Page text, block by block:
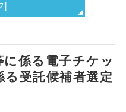
に係る電子チケッ
る受託候補者選定